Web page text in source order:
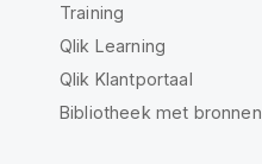
Training
Qlik Learning
Qlik Klantportaal
Bibliotheek met bronnen